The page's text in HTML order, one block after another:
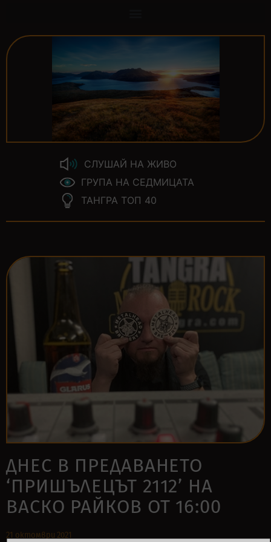
СЛУШАЙ НА ЖИВО
ГРУПА НА СЕДМИЦАТА
ТАНГРА ТОП 40
ДНЕС В ПРЕДАВАНЕТО
‘ПРИШЪЛЕЦЪТ 2112’ НА
ВАСКО РАЙКОВ ОТ 16:00
21 октомври 2021